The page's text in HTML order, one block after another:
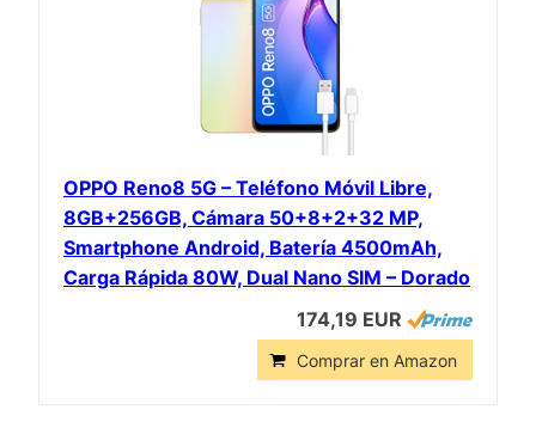
OPPO Reno8 5G – Teléfono Móvil Libre,
8GB+256GB, Cámara 50+8+2+32 MP,
Smartphone Android, Batería 4500mAh,
Carga Rápida 80W, Dual Nano SIM – Dorado
174,19 EUR
Comprar en Amazon